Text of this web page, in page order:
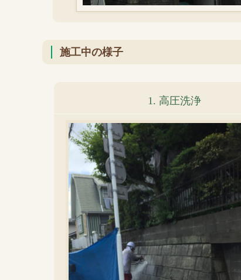
施工中の様子
1. 高圧洗浄